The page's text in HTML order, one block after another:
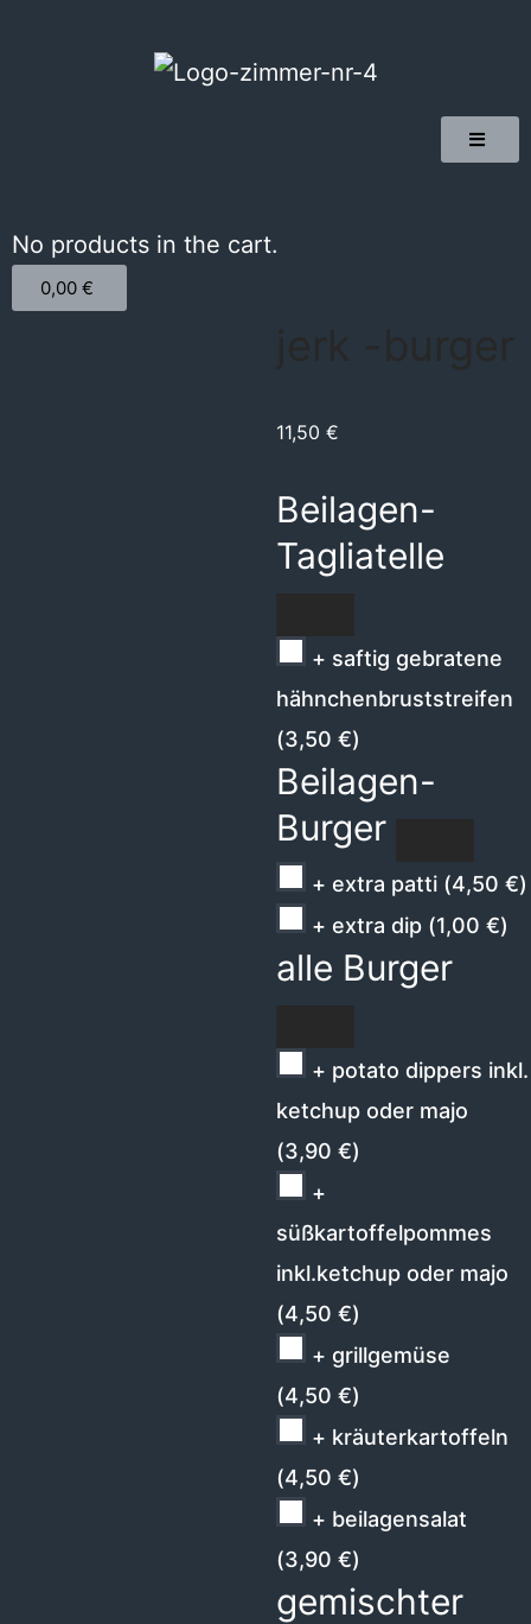
No products in the cart.
0,00 €
11,50 €
Beilagen-
Tagliatelle
+ saftig gebratene
hähnchenbruststreifen
(3,50 €)
Beilagen-
Burger
+ extra patti(4,50 €)
+ extra dip(1,00 €)
alle Burger
+ potato dippers inkl.
ketchup oder majo
(3,90 €)
+
süßkartoffelpommes
inkl.ketchup oder majo
(4,50 €)
+ grillgemüse
(4,50 €)
+ kräuterkartoffeln
(4,50 €)
+ beilagensalat
(3,90 €)
gemischter